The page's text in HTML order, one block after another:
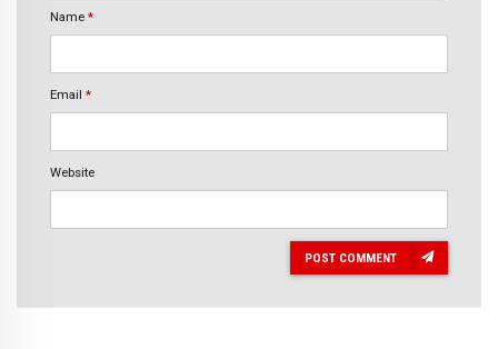
Name *
Email *
Website
POST COMMENT